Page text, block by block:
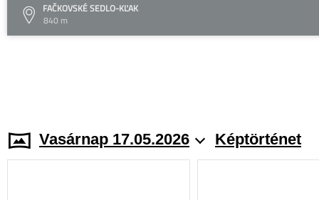
FAČKOVSKÉ SEDLO-KĽAK
840 m
Vasárnap 17.05.2026 Képtörténet